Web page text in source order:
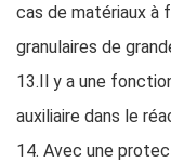
cas de matériaux à
granulaires de
13.Il y a une
auxiliaire dans le
14. Avec une